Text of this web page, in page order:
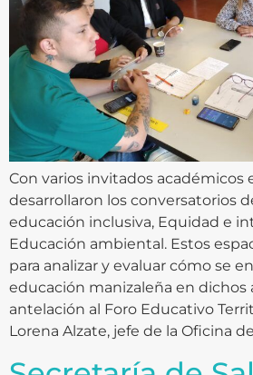
Con varios invitados académicos
desarrollaron los conversatorios
educación inclusiva, Equidad e
Educación ambiental. Estos
para analizar y evaluar cómo se
educación manizaleña en dichos
antelación al Foro Educativo
Lorena Alzate, jefe de la Oficina